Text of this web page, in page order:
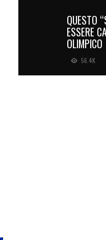
QUESTO
ESSERE
OLIMPICO
56.4K